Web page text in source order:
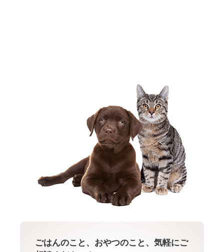
ごはんのこと、おやつのこと、気軽にご